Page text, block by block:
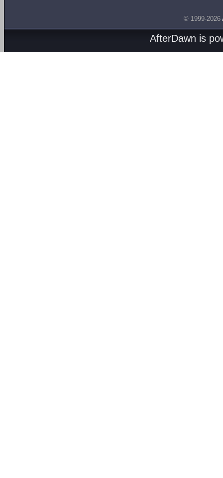
© 1999-2026
AfterDawn is